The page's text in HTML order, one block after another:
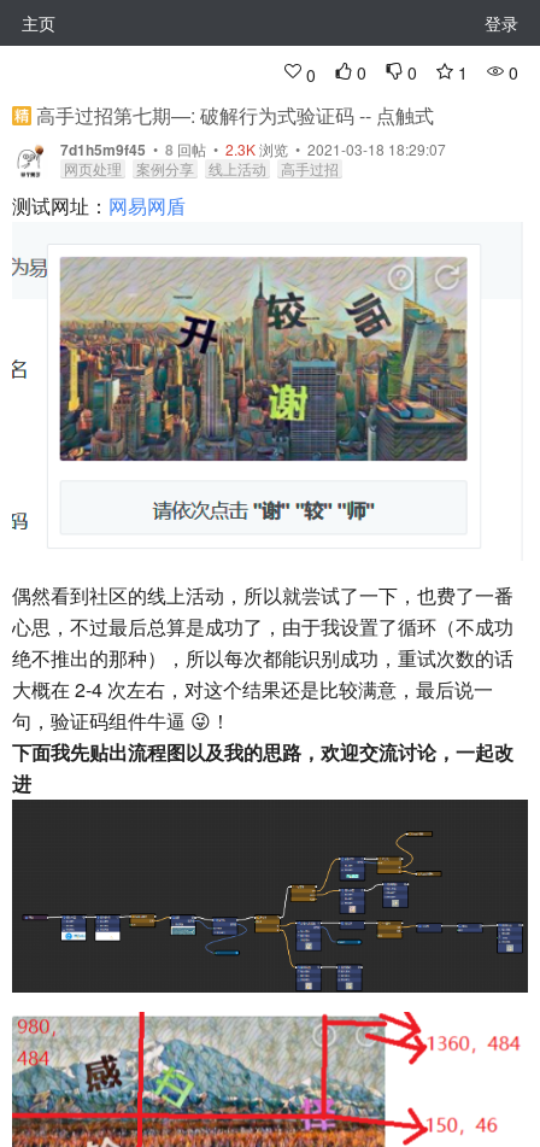
主页 登录
0 0 0 1 0
高手过招第七期—: 破解行为式验证码 -- 点触式
7d1h5m9f45 • 8 回帖 • 2.3K浏览 • 2021-03-18 18:29:07
网页处理
案例分享 线上活动 高手过招
测试网址： 网易网盾
偶然看到社区的线上活动，所以就尝试了一下，也费了一番
心思，不过最后总算是成功了，由于我设置了循环（不成功
绝不推出的那种），所以每次都能识别成功，重试次数的话
大概在 2-4 次左右，对这个结果还是比较满意，最后说一
句，验证码组件牛逼 😜！
下面我先贴出流程图以及我的思路，欢迎交流讨论，一起改
进